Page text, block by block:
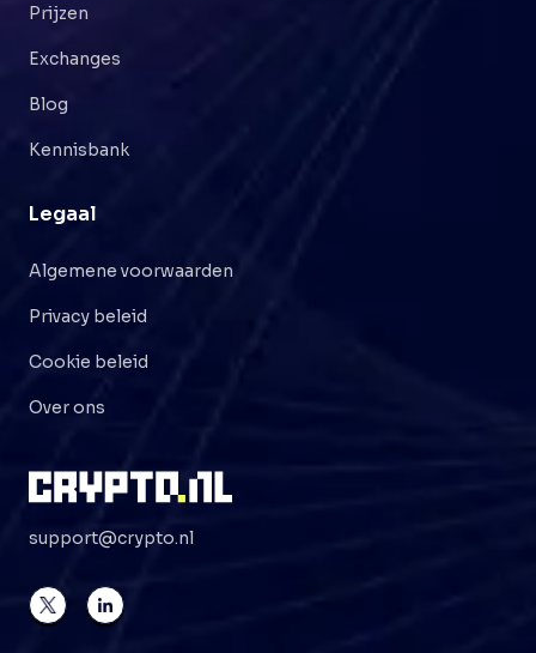
Prijzen
Exchanges
Blog
Kennisbank
Legaal
Algemene voorwaarden
Privacy beleid
Cookie beleid
Over ons
support@crypto.nl